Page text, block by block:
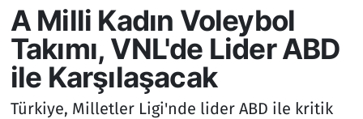
A Milli Kadın Voleybol
Takımı, VNL'de Lider ABD
ile Karşılaşacak
Türkiye, Milletler Ligi'nde lider ABD ile kritik
Dünya
Sağlık
Ekonomi
Süper Lig Puan Durumu ve Fikstür
Tüm Manşetler
Son Dakika Haberleri